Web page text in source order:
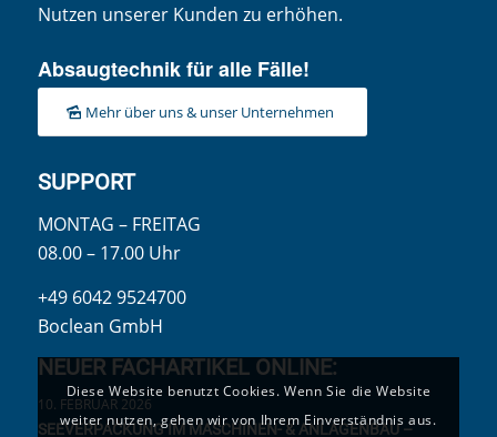
Nutzen unserer Kunden zu erhöhen.
Absaugtechnik für alle Fälle!
Mehr über uns & unser Unternehmen
SUPPORT
MONTAG – FREITAG
08.00 – 17.00 Uhr
+49 6042 9524700
Boclean GmbH
NEUER FACHARTIKEL ONLINE:
10. FEBRUAR 2026
SEEVERPACKUNG IM MASCHINEN- & ANLAGENBAU –
Diese Website benutzt Cookies. Wenn Sie die Website
weiter nutzen, gehen wir von Ihrem Einverständnis aus.